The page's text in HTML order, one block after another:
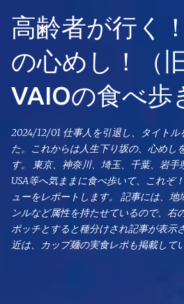
スキップしてメイン コ
高齢者が行く
の心めし！（
VAIOの食べ歩
2024/12/01 仕事人を引退し、タイトル
た。これからは人生下り坂の、心めし
す。 東京、神奈川、埼玉、千葉、岩手
USA等へ気ままに食べ歩いて、これぞ
ューをレポートします。 記事には、地
ンルなど属性を持たせているので、右
ポッチとすると種分けされ記事が表示
近は、カップ麺の実食レポも掲載して